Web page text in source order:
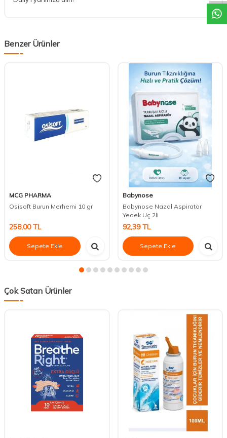
Benzer Ürünler
MCG PHARMA
Osisoft Burun Merhemi 10 gr
258,00TL
Sepete Ekle
Babynose
Babynose Nazal Aspiratör
Yedek Uç 2li
92,39TL
Sepete Ekle
Çok Satan Ürünler